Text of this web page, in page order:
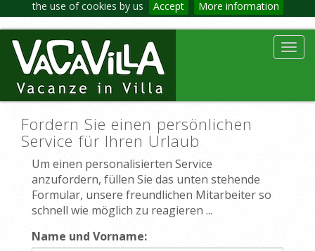
the use of cookies by us Accept More information
Fordern Sie einen persönlichen
Service für Ihren Urlaub
Um einen personalisierten Service
anzufordern, füllen Sie das unten stehende
Formular, unsere freundlichen Mitarbeiter so
schnell wie möglich zu reagieren ...
Name und Vorname: